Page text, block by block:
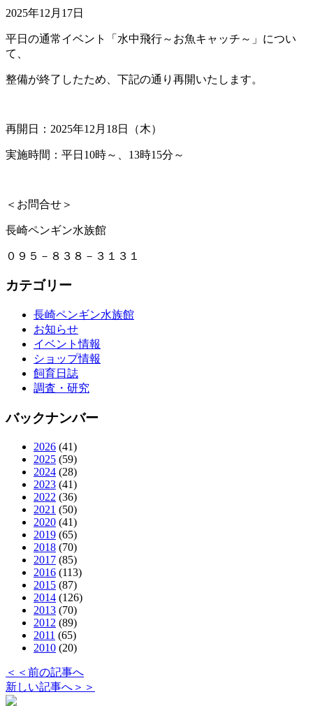
2025年12月17日
平日の通常イベント「水中飛行～お魚キャッチ～」につい
て、
整備が終了したため、下記の通り再開いたします。
再開日：2025年12月18日（木）
実施時間：平日10時～、13時15分～
＜お問合せ＞
長崎ペンギン水族館
０９５－８３８－３１３１
カテゴリー
長崎ペンギン水族館
お知らせ
イベント情報
ショップ情報
飼育日誌
調査・研究
バックナンバー
2026 (41)
2025 (59)
2024 (28)
2023 (41)
2022 (36)
2021 (50)
2020 (41)
2019 (65)
2018 (70)
2017 (85)
2016 (113)
2015 (87)
2014 (126)
2013 (70)
2012 (89)
2011 (65)
2010 (20)
＜＜前の記事へ
新しい記事へ＞＞